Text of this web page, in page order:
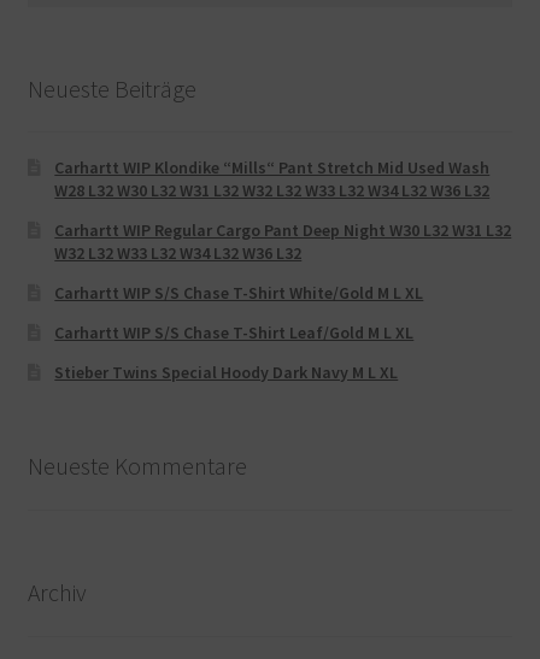
Neueste Beiträge
Carhartt WIP Klondike “Mills“ Pant Stretch Mid Used Wash
W28 L32 W30 L32 W31 L32 W32 L32 W33 L32 W34 L32 W36 L32
Carhartt WIP Regular Cargo Pant Deep Night W30 L32 W31 L32
W32 L32 W33 L32 W34 L32 W36 L32
Carhartt WIP S/S Chase T-Shirt White/Gold M L XL
Carhartt WIP S/S Chase T-Shirt Leaf/Gold M L XL
Stieber Twins Special Hoody Dark Navy M L XL
Neueste Kommentare
Archiv